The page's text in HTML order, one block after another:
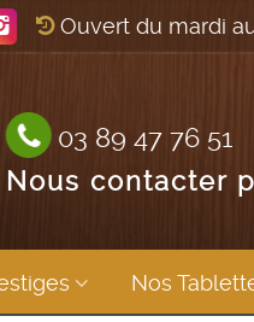
Ouvert du mardi
03 89 47 76 51
Nous contacter
Nos